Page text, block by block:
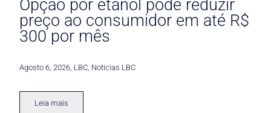
Opção por etanol pode reduzir
preço ao consumidor em até R$
300 por mês
Agosto 6, 2026 LBC Noticias LBC
Leia mais